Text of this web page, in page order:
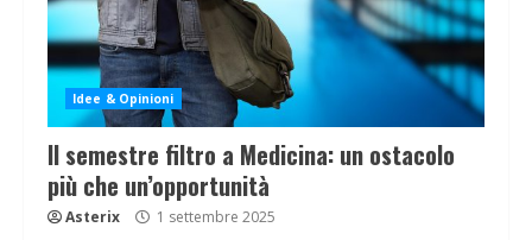
Idee & Opinioni
Il semestre filtro a Medicina: un ostacolo
più che un’opportunità
Asterix 1 settembre 2025